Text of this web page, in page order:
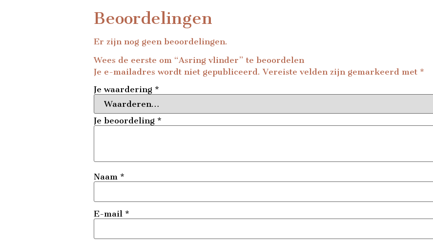
Beoordelingen
Er zijn nog geen beoordelingen.
Wees de eerste om “Asring vlinder” te beoordelen
Je e-mailadres wordt niet gepubliceerd. Vereiste velden zijn gemarkeerd met *
Je waardering *
Je beoordeling *
Naam *
E-mail *